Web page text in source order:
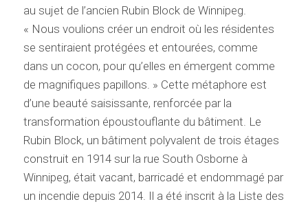
au sujet de l’ancien Rubin Block de Winnipeg.
« Nous voulions créer un endroit où les résidentes
se sentiraient protégées et entourées, comme
dans un cocon, pour qu’elles en émergent comme
de magnifiques papillons. » Cette métaphore est
d’une beauté saisissante, renforcée par la
transformation époustouflante du bâtiment. Le
Rubin Block, un bâtiment polyvalent de trois étages
construit en 1914 sur la rue South Osborne à
Winnipeg, était vacant, barricadé et endommagé par
un incendie depuis 2014. Il a été inscrit à la Liste des